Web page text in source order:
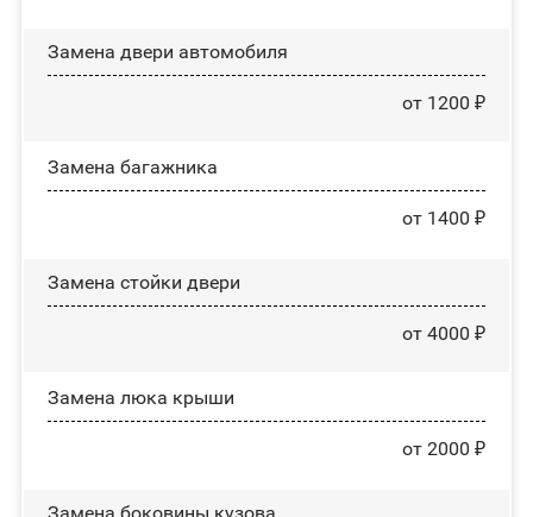
Замена двери автомобиля
от 1200 ₽
Замена багажника
от 1400 ₽
Зaмeнa cтoйĸи двepи
от 4000 ₽
Зaмeнa люĸa ĸpыши
от 2000 ₽
Замена боковины кузова